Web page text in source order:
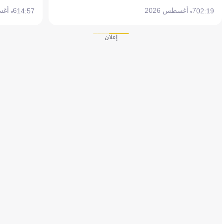
02:197 أغسطس 2026 14:576 أغسطس 2026
إعلان